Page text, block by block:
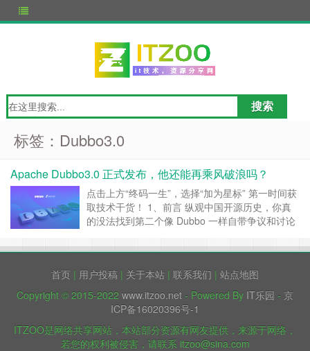
标签：Dubbo3.0
Apache Dubbo3.0 正式发布，他还能再乘风破浪吗？
点击上方“终码一生”，选择“加为星标” 第一时间获
取技术干货！ 1、前言 纵观中国开源历史，你真
的没法找到第二个像 Dubbo 一样自带争议和讨论
补了当时生产环境使用的 RPC 框架的空白，一发
重启维护后捐献给 Apache 基金会、接着又以顶级
项……继续阅读 »
首页 | 用户投稿 | 关于本站 | 联系我们 | 站点地图
Copyright © 2015-2022 www.itzoo.net - Powered By IT乐园 - 京
ICP备16020396号-1
ITZOO是网络共享网站，本站部分资源有网友提供，来源于网络，
若您的权利被侵害，请联系 itzoo@sina.com